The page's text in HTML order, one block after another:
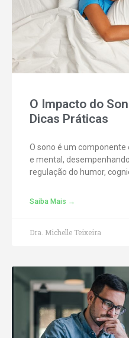
O Impacto do
Dicas Práticas
O sono é um componente
e mental,
regulação do humor,
Saiba Mais →
Dra. Michelle Teixeira